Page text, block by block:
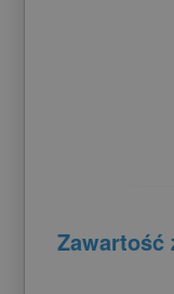
Zawartość